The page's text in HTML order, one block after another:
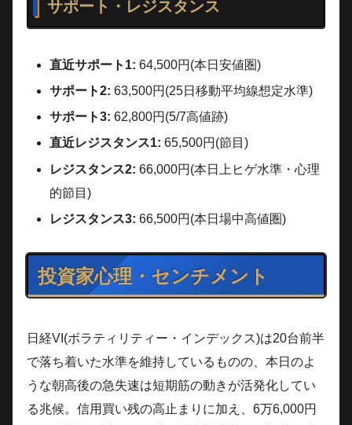
サポート・レジスタンス
直近サポート1: 64,500円(本日安値圏)
サポート2: 63,500円(25日移動平均線想定水準)
サポート3: 62,800円(5/7高値跡)
直近レジスタンス1: 65,500円(節目)
レジスタンス2: 66,000円(本日上ヒゲ水準・心理
的節目)
レジスタンス3: 66,500円(本日場中高値圏)
投資家心理・センチメント
日経VI(ボラティリティー・インデックス)は20台前半
で落ち着いた水準を維持しているものの、本日のよ
うな朝高後の急失速は短期筋の動きが活発化してい
る兆候。信用買い残の高止まりに加え、6万6,000円